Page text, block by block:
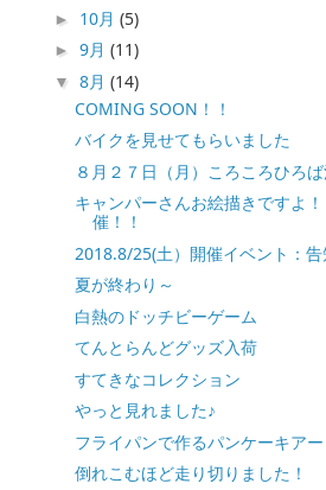
► 10月(5)
►9月(11)
▼8月(14)
COMING SOON！！
バイクを見せてもらいました
８月２７日（月）ころころひろ
キャンパーさんお絵描きですよ
催！！
2018.8/25(土）開催イベント：
夏が終わり～
白熱のドッチビーゲーム
てんとらんどグッズ入荷
すてきなコレクション
やっと見れました♪
フライパンで作るパンケーキアー
倒れこむほど走り切りました！